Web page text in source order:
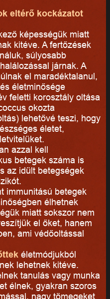
eltérő kockázatot
képességük miatt
kitéve. A fertőzések
súlyosabb
járnak. A
el maradéktalanul,
életminősége
feletti korosztály oltása
okozta
lehetővé teszi, hogy
életet,
azzal kell
betegek száma is
az idült betegségek
immunitású betegek
élhetnek
miatt sokszor nem
el őket, hanem
ami védőoltással
életmódjukból
lehetnek kitéve.
tanulás vagy munka
élnek, gyakran szoros
nagy tömegeket